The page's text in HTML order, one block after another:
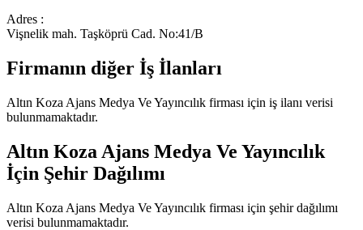
Adres :
Vişnelik mah. Taşköprü Cad. No:41/B
Firmanın diğer İş İlanları
Altın Koza Ajans Medya Ve Yayıncılık firması için iş ilanı verisi
bulunmamaktadır.
Altın Koza Ajans Medya Ve Yayıncılık
İçin Şehir Dağılımı
Altın Koza Ajans Medya Ve Yayıncılık firması için şehir dağılımı
verisi bulunmamaktadır.